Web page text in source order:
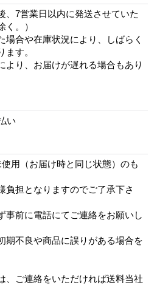
、7営業日以内に発送させていた
。）
場合や在庫状況により、しばらく
す。
より、お届けが遅れる場合もあり
い
用（お届け時と同じ状態）のも
負担となりますのでご了承下さ
事前に電話にてご連絡をお願いし
期不良や商品に誤りがある場合を
、ご連絡をいただければ送料当社